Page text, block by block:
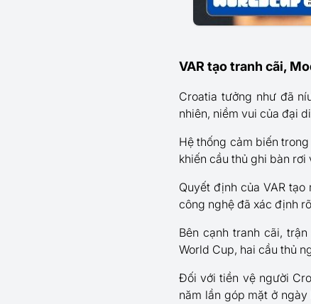
VAR tạo tranh cãi,
Croatia tưởng như đã
nhiên, niềm vui của đại
Hệ thống cảm biến
khiến cầu thủ ghi bàn
Quyết định của VAR
công nghệ đã xác định
Bên cạnh tranh cãi,
World Cup, hai cầu thủ
Đối với tiền vệ người
năm lần góp mặt ở